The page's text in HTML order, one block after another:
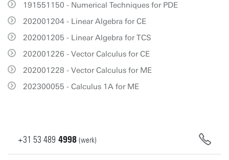
191551150 - Numerical Techniques for PDE
202001204 - Linear Algebra for CE
202001205 - Linear Algebra for TCS
202001226 - Vector Calculus for CE
202001228 - Vector Calculus for ME
202300055 - Calculus 1A for ME
+31 53 489 4998 (werk)